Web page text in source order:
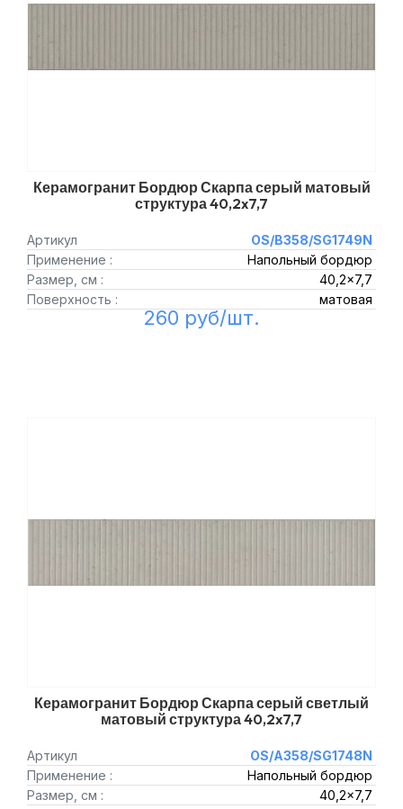
Керамогранит Бордюр Скарпа серый матовый
структура 40,2x7,7
Артикул
OS/B358/SG1749N
Применение :
Напольный бордюр
Размер, см :
40,2x7,7
Поверхность :
матовая
260 руб/шт.
Керамогранит Бордюр Скарпа серый светлый
матовый структура 40,2x7,7
Артикул
OS/A358/SG1748N
Применение :
Напольный бордюр
Размер, см :
40,2x7,7